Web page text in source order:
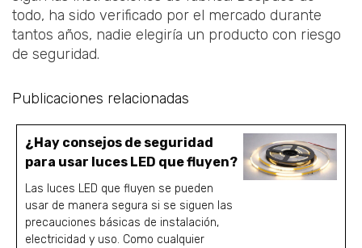
todo, ha sido verificado por el mercado durante
tantos años, nadie elegiría un producto con riesgo
de seguridad.
Publicaciones relacionadas
¿Hay consejos de seguridad
para usar luces LED que fluyen?
Las luces LED que fluyen se pueden
usar de manera segura si se siguen las
precauciones básicas de instalación,
electricidad y uso. Como cualquier